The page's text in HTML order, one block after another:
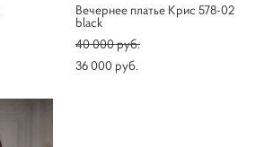
Вечернее платье Крис 578-02
black
40 000 pуб.
36 000 pуб.